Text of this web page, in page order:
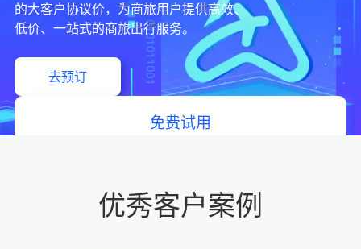
的大客户协议价，为商旅用户提供高效、
低价、一站式的商旅出行服务。
去预订
免费试用
获取验证码
优秀客户案例